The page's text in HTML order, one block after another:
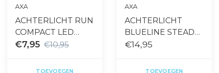
AXA
ACHTERLICHT RUN
COMPACT LED
BATTERIJ ZWART
€7,95 €10,95
TOEVOEGEN
AXA
ACHTERLICHT
BLUELINE STEADY
LED NDY 80MM
€14,95
TOEVOEGEN